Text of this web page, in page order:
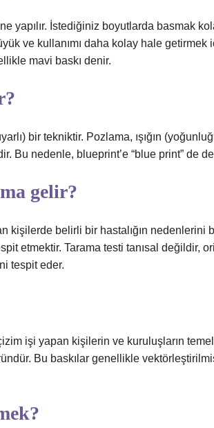
yapılır. İstediğiniz boyutlarda basmak
ve kullanımı daha kolay hale getirmek
mavi baskı denir.
bir tekniktir. Pozlama, ışığın
Bu nedenle, blueprint’e “blue print” de
gelir?
kişilerde belirli bir hastalığın nedenlerini
etmektir. Tarama testi tanısal değildir,
tespit eder.
işi yapan kişilerin ve kuruluşların
Bu baskılar genellikle